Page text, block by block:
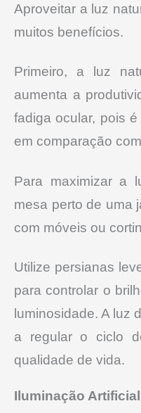
Aproveitar a luz
muitos benefícios.
Primeiro, a luz
aumenta a
fadiga ocular, pois
em comparação
Para maximizar a
mesa perto de uma
com móveis ou
Utilize persianas
para controlar o
luminosidade. A luz
a regular o ciclo
qualidade de vida.
Iluminação Artificial